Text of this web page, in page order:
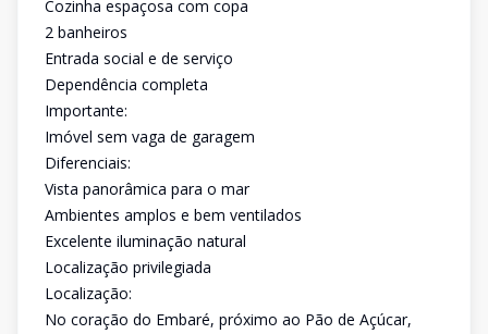
Cozinha espaçosa com copa
2 banheiros
Entrada social e de serviço
Dependência completa
Importante:
Imóvel sem vaga de garagem
Diferenciais:
Vista panorâmica para o mar
Ambientes amplos e bem ventilados
Excelente iluminação natural
Localização privilegiada
Localização:
No coração do Embaré, próximo ao Pão de Açúcar,